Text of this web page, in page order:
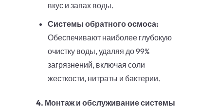
вкус и запах воды.
Системы обратного осмоса:
Обеспечивают наиболее глубокую
очистку воды, удаляя до 99%
загрязнений, включая соли
жесткости, нитраты и бактерии.
4. Монтаж и обслуживание системы